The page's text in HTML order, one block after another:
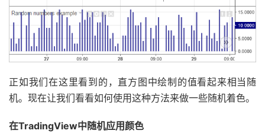
正如我们在这里看到的，直方图中绘制的值看起来相当随
机。现在让我们看看如何使用这种方法来做一些随机着色。
在TradingView中随机应用颜色